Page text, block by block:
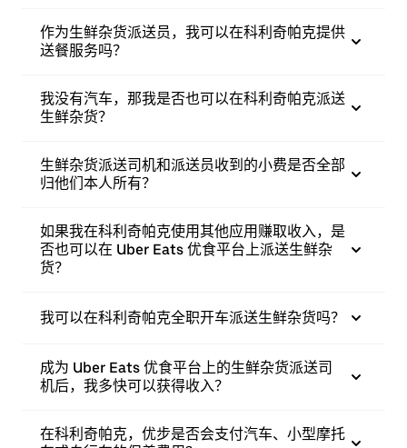
作为生鲜杂货派送员，我可以在科利奇帕克提供
送餐服务吗？
我没有汽车，那我是否也可以在科利奇帕克派送
生鲜杂货？
生鲜杂货派送司机和派送员收到的小费是否全部
归他们本人所有？
如果我在科利奇帕克使用其他应用赚取收入，是
否也可以在 Uber Eats 优食平台上派送生鲜杂
货？
我可以在科利奇帕克全职开车派送生鲜杂货吗？
成为 Uber Eats 优食平台上的生鲜杂货派送司
机后，我多快可以获得收入？
在科利奇帕克，优步是否会支付汽车、小型摩托